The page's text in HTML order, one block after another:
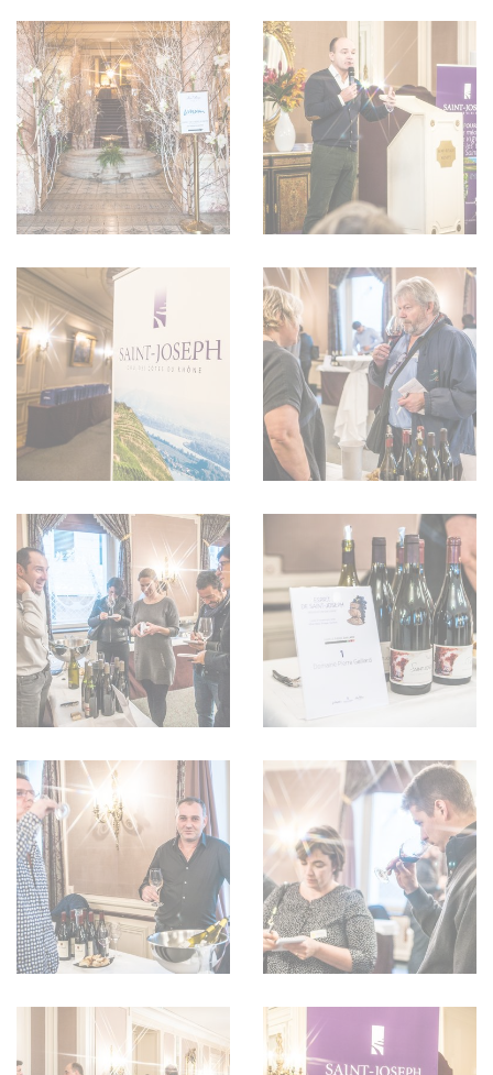
ABO
AUSGABE
ARCHIV
VORTEILSWELT
BÜCHER
PORTRAITS
VINOPHILES
ARCHIV
ANMELDEN
AWARDS
GEWINNSPIELE
VORTEILSWELT
TRINKREIFETABELLE
ABO
WEINSUCHE
WINE TRADE CLUB
REDAKTION
JOBS
WERBUNG
PRESSE
IMPRESSUM
AGB & DATENSCHUTZ